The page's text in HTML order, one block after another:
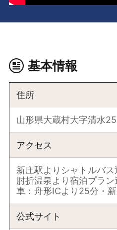
基本情報
住所
山形県大蔵村大字清水
アクセス
新庄駅よりシャトルバス
肘折温泉より宿泊プラ
車：舟形ICより25分・
公式サイト